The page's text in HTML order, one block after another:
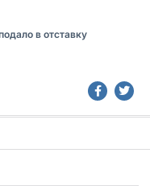
в отставку